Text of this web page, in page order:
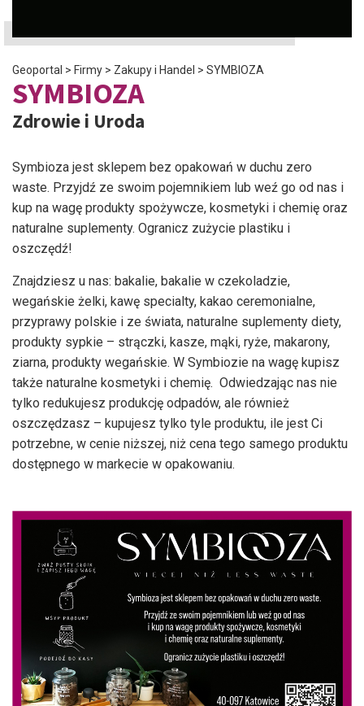
Geoportal > Firmy > Zakupy i Handel > SYMBIOZA
SYMBIOZA
Zdrowie i Uroda
Symbioza jest sklepem bez opakowań w duchu zero
waste. Przyjdź ze swoim pojemnikiem lub weź go od nas i
kup na wagę produkty spożywcze, kosmetyki i chemię oraz
naturalne suplementy. Ogranicz zużycie plastiku i
oszczędź!
Znajdziesz u nas: bakalie, bakalie w czekoladzie,
wegańskie żelki, kawę specialty, kakao ceremonialne,
przyprawy polskie i ze świata, naturalne suplementy diety,
produkty sypkie – strączki, kasze, mąki, ryże, makarony,
ziarna, produkty wegańskie. W Symbiozie na wagę kupisz
także naturalne kosmetyki i chemię. Odwiedzając nas nie
tylko redukujesz produkcję odpadów, ale również
oszczędzasz – kupujesz tylko tyle produktu, ile jest Ci
potrzebne, w cenie niższej, niż cena tego samego produktu
dostępnego w markecie w opakowaniu.